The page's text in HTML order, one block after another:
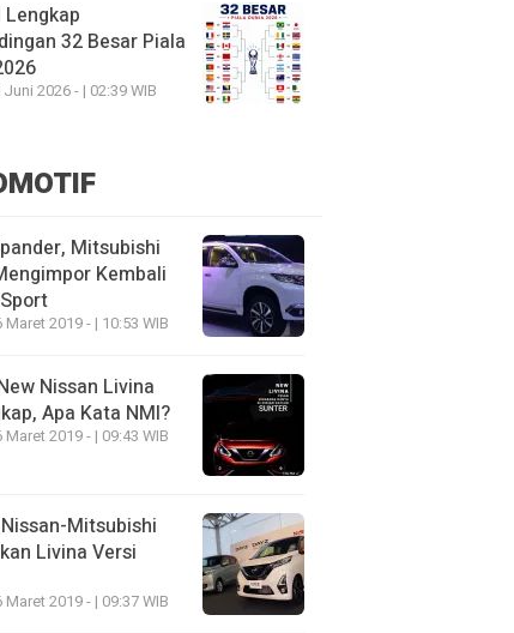
32 Besar Piala
2026 - | 02:39 WIB
Mitsubishi
Kembali
Maret 2019 - | 10:53 WIB
Nissan Livina
Apa Kata NMI?
Maret 2019 - | 09:43 WIB
Mitsubishi
Livina Versi
Maret 2019 - | 09:37 WIB